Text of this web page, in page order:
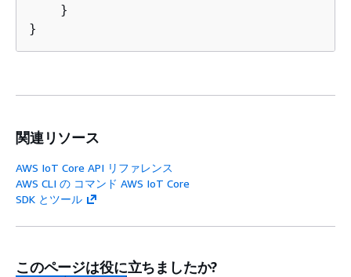
    }
}
関連リソース
AWS IoT Core API リファレンス
AWS CLI の コマンド AWS IoT Core
SDK とツール
このページは役に立ちましたか?